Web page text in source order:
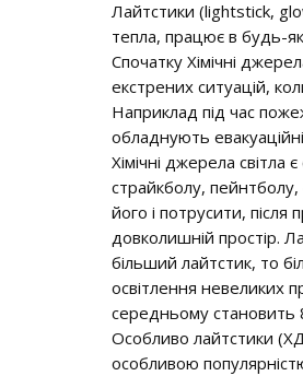
Лайтстики (lightstick,
тепла, працює в будь-
Спочатку Хімічні
екстрених ситуацій,
Наприклад під час
обладнують
Хімічні джерела світла
страйкболу,
його і потрусити,
довколишній простір.
більший лайтстик, то
освітлення невеликих
середньому становить
Особливо лайтстики
особливою